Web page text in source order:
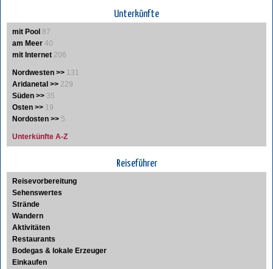
Unterkünfte
mit Pool 87
am Meer 40
mit Internet 206
Nordwesten >> 131
Aridanetal >> 229
Süden >> 35
Osten >> 19
Nordosten >> 5
Unterkünfte A-Z
Reiseführer
Reisevorbereitung
Sehenswertes
Strände
Wandern
Aktivitäten
Restaurants
Bodegas & lokale Erzeuger
Einkaufen